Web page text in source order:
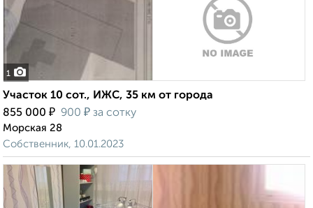
1
Участок 10 сот., ИЖС, 35 км от города
855 000 ₽ 900 ₽ за сотку
Морская 28
Собственник, 10.01.2023